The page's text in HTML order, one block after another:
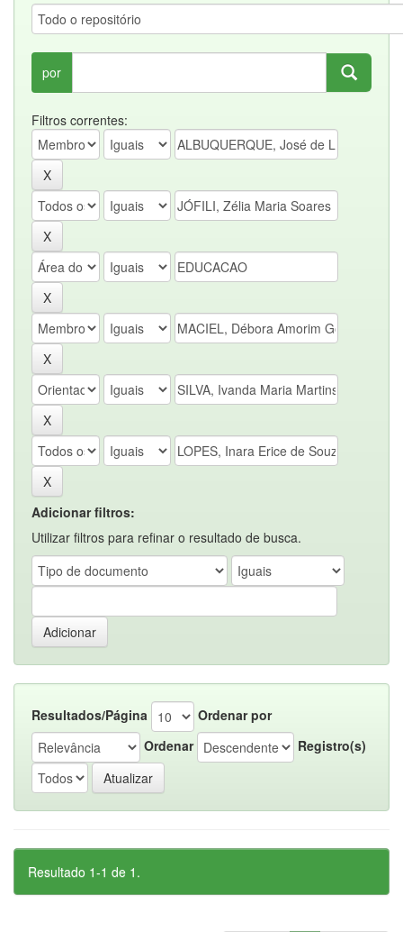
por
Filtros correntes:
Adicionar filtros:
Utilizar filtros para refinar o resultado de busca.
Resultados/Página
Ordenar por
Ordenar
Registro(s)
Resultado 1-1 de 1.